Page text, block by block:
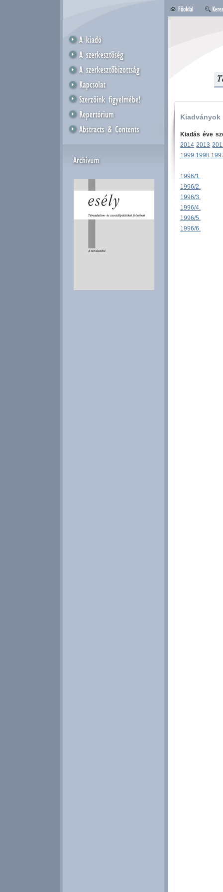
Kiadványok
Kiadás éve
2014 2013
1999 1998
1996/1.
1996/2.
1996/3.
1996/4.
1996/5.
1996/6.